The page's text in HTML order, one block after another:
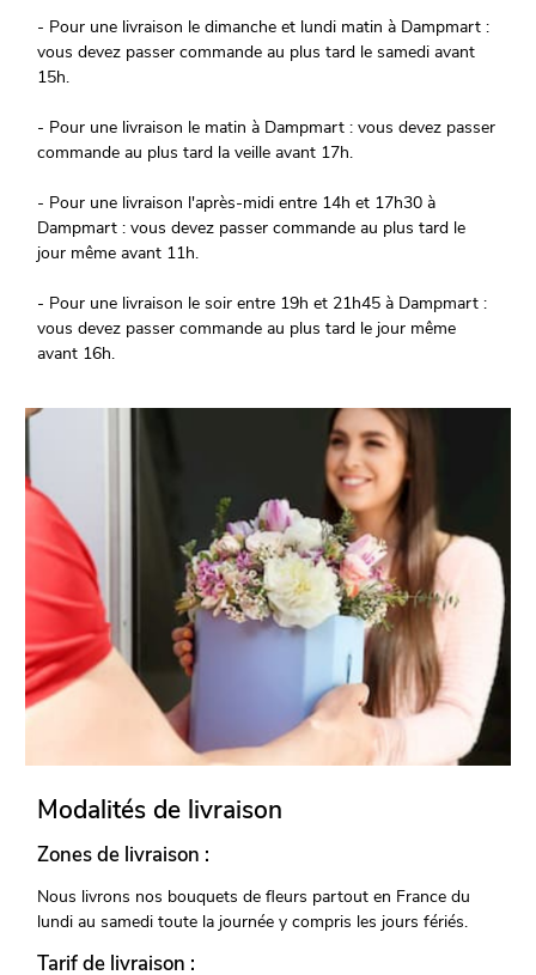
- Pour une livraison le dimanche et lundi matin à Dampmart :
vous devez passer commande au plus tard le samedi avant
15h.
- Pour une livraison le matin à Dampmart : vous devez passer
commande au plus tard la veille avant 17h.
- Pour une livraison l'après-midi entre 14h et 17h30 à
Dampmart : vous devez passer commande au plus tard le
jour même avant 11h.
- Pour une livraison le soir entre 19h et 21h45 à Dampmart :
vous devez passer commande au plus tard le jour même
avant 16h.
Modalités de livraison
Zones de livraison :
Nous livrons nos bouquets de fleurs partout en France du
lundi au samedi toute la journée y compris les jours fériés.
Tarif de livraison :